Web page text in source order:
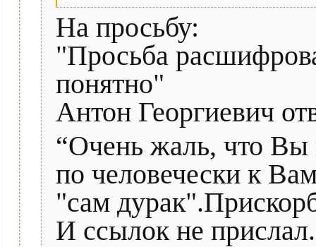
На просьбу:
"Просьба
понятно"
Антон Георгиевич
“Очень жаль, что Вы
по человечески к
"сам
И ссылок не прислал.